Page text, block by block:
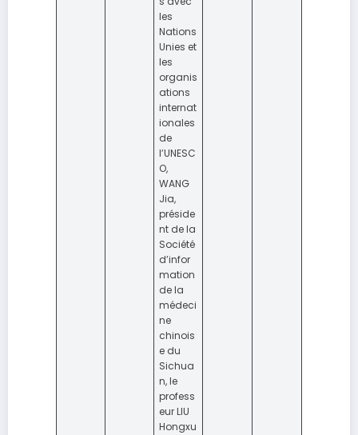
les
Nations
Unies et
les
organis
ations
internat
ionales
de
l’UNESC
O,
WANG
Jia,
préside
nt de la
Société
d’infor
mation
de la
médeci
ne
chinois
e du
Sichua
n, le
profess
eur LIU
Hongxu